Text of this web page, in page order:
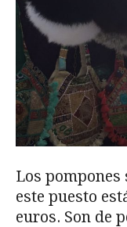
Los pompones
este puesto
euros. Son de